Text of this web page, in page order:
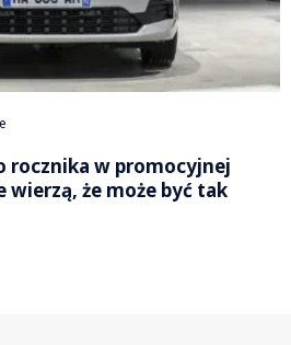
rocznika w promocyjnej
wierzą, że może być tak